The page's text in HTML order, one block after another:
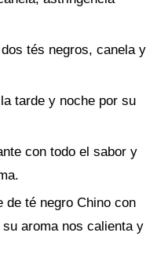
tés negros, canela y
tarde y noche por su
con todo el sabor y
de té negro Chino con
aroma nos calienta y